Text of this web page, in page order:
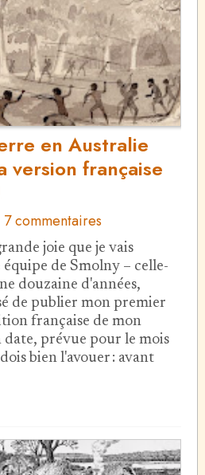
en Australie
version française
7 commentaires
joie que je vais
de Smolny – celle-
douzaine d'années,
de publier mon premier
française de mon
prévue pour le mois
bien l'avouer : avant